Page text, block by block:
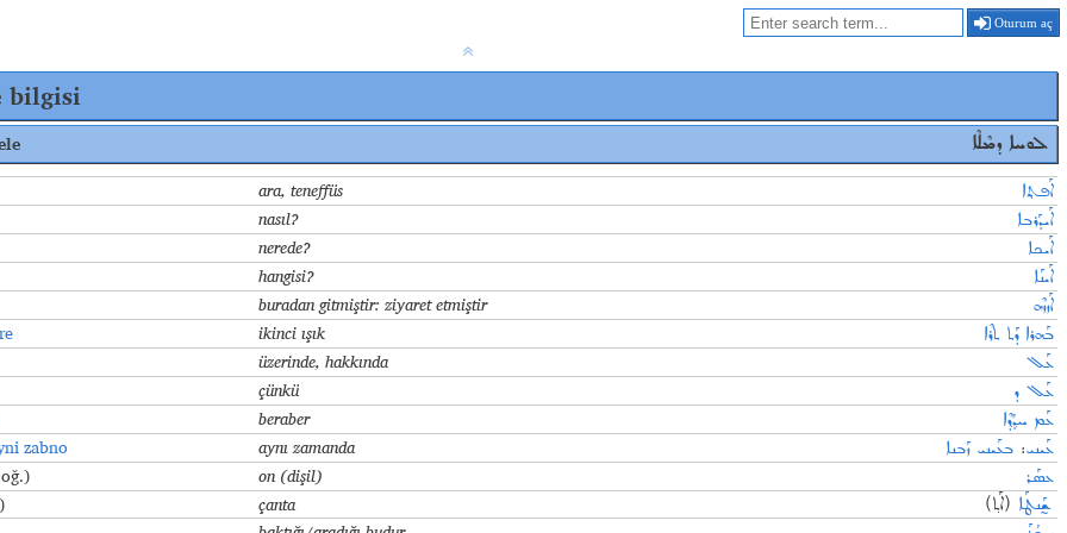
Oturum aç
bilgisi
ܠܘܚܐ ܕܡܶܠܶܐ
ara, teneffüs ܐܰܦܬ݂ܐ
nasıl? ܐܰܝܕܰܪܒܐ
nerede? ܐܰܝܟܐ
hangisi? ܐܰܝܢܰܐ
buradan gitmiştir: ziyaret etmiştir ܐܰܙܙܶܗ
ikinci ışık ܒܰܗܪܐ ܕܰܬ ܬܪܶܐ
üzerinde, hakkında ܥܰܠ
çünkü ܥܰܠ ܕ
beraber ܥܰܡ ܚܕ݂ܳܕ݂ܶܐ
zabno aynı zamanda ܥܰܝܢܝ:ܒܥܰܝܢܝ ܙܰܒܢܐ
on (dişil) ܥܣܰܪ
çanta ܫ̰ܰܢܛܰܐ (ܐܰܬ݂)